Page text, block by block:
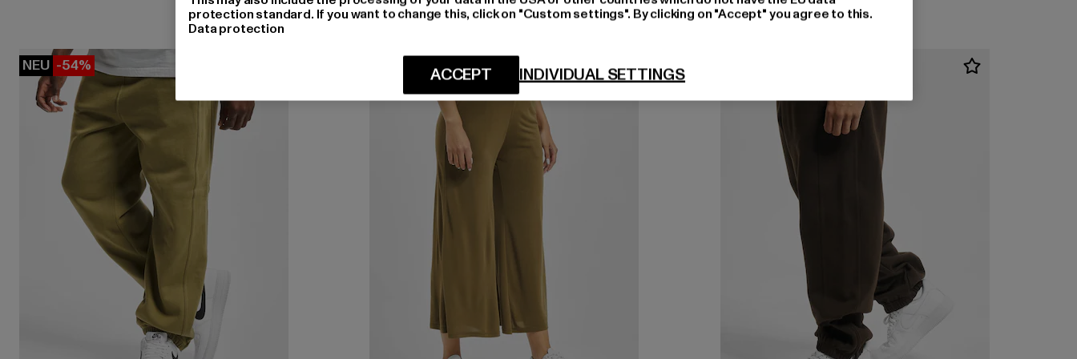
NEU -54%
protection standard. If you want to change this, click on "Custom settings". By clicking on "Accept" you agree to this.
Data protection
INDIVIDUAL SETTINGS
ACCEPT